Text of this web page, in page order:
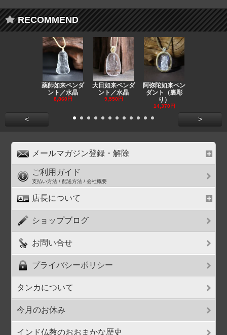
RECOMMEND
薬師如来ペンダ
ント／水晶
8,860円
大日如来ペンダ
ント／水晶
9,550円
阿弥陀如来ペン
ダント（裏彫
り）
14,370円
< >
メールマガジン登録・解除
ご利用ガイド
支払い方法 / 配送方法 / 会社概要
店長について
ショップブログ
お問い合せ
プライバシーポリシー
タンカについて
今月のお休み
インド仏教のおおまかな歴史